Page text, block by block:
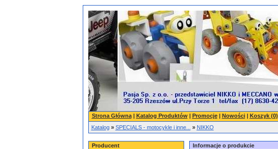
Strona Główna| Katalog Produktów| Promocje| Nowości| Koszyk (0)
Katalog » SPECIALS - motocykle i inne... » NIKKO
Producent Informacje o produkcie